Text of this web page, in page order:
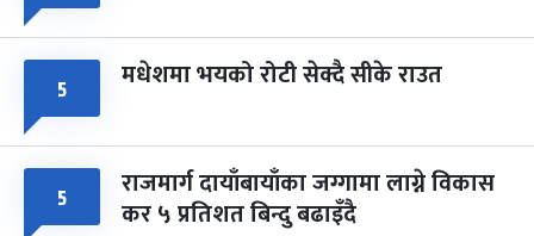
५ मधेशमा भयको रोटी सेक्दै सीके राउत
५ राजमार्ग दायाँबायाँका जग्गामा लाग्ने विकास
कर ५ प्रतिशत बिन्दु बढाइँदै